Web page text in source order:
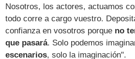
Nosotros, los actores, actuamos
todo corre a cargo vuestro.
confianza en vosotros porque no
que pasará. Solo podemos
escenarios, solo la imaginación".